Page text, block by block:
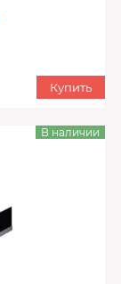
Купить
В наличии